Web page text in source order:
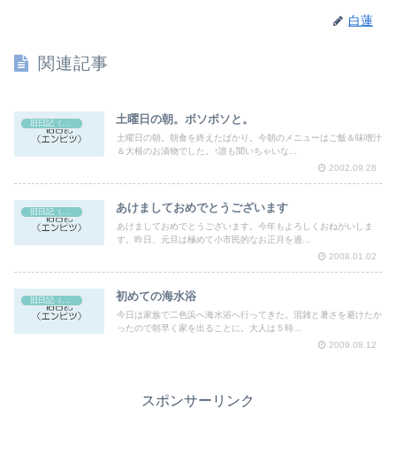
白蓮
関連記事
旧日記（エンピツ） 土曜日の朝。ボソボソと。
土曜日の朝。朝食を終えたばかり。今朝のメニューはご飯＆味噌汁
＆大根のお漬物でした。↑誰も聞いちゃいな...
2002.09.28
旧日記（エンピツ） あけましておめでとうございます
あけましておめでとうございます。今年もよろしくおねがいしま
す。昨日、元旦は極めて小市民的なお正月を過...
2008.01.02
初めての海水浴
今日は家族で二色浜へ海水浴へ行ってきた。混雑と暑さを避けたか
ったので朝早く家を出ることに。大人は５時...
2009.08.12
スポンサーリンク